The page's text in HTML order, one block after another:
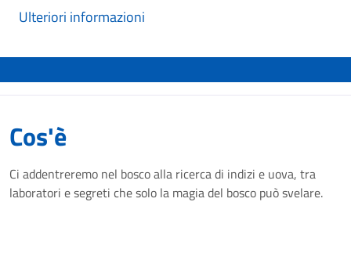
Ulteriori informazioni
Cos'è
Ci addentreremo nel bosco alla ricerca di indizi e uova, tra
laboratori e segreti che solo la magia del bosco può svelare.